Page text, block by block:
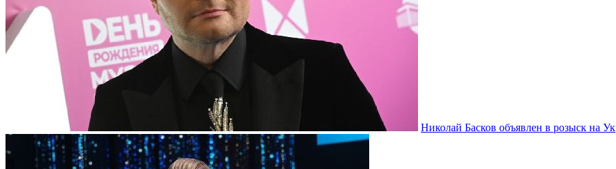
Николай Басков объявлен в розыск на